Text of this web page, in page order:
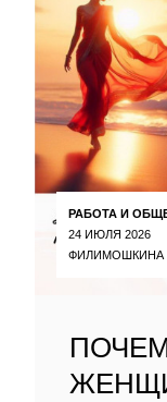
РАБОТА И
24 ИЮЛЯ 2026
ФИЛИМОШКИНА